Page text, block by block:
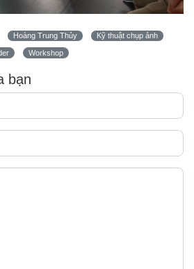
Hoàng Trung Thủy Kỹ thuật chụp ảnh
Workshop
bạn